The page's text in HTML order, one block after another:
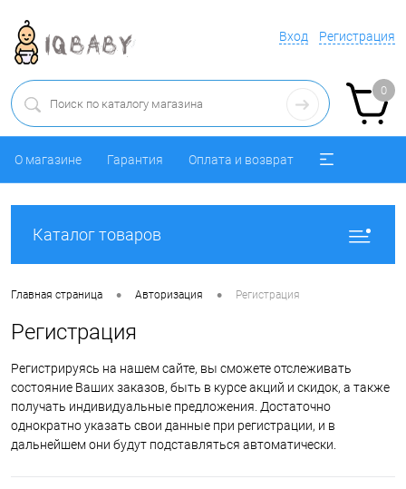
Вход Регистрация
0
О магазине Гарантия Оплата и возврат
Каталог товаров
Главная страница • Авторизация • Регистрация
Регистрация
Регистрируясь на нашем сайте, вы сможете отслеживать
состояние Ваших заказов, быть в курсе акций и скидок, а также
получать индивидуальные предложения. Достаточно
однократно указать свои данные при регистрации, и в
дальнейшем они будут подставляться автоматически.